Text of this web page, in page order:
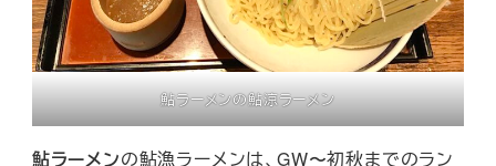
鮎ラーメンの鮎涼ラーメン
鮎ラーメンの鮎漁ラーメンは、GW〜初秋までのラン